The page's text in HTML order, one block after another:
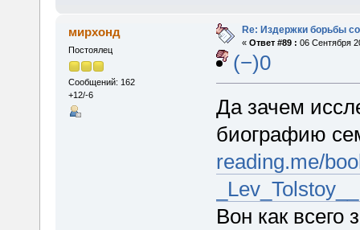
мирхонд
Постоялец
Сообщений: 162
+12/-6
Re: Издержки борьбы
« Ответ #89 : 06 Сентября
(−)0
Да зачем
биографию
reading.me/
Вон как всего